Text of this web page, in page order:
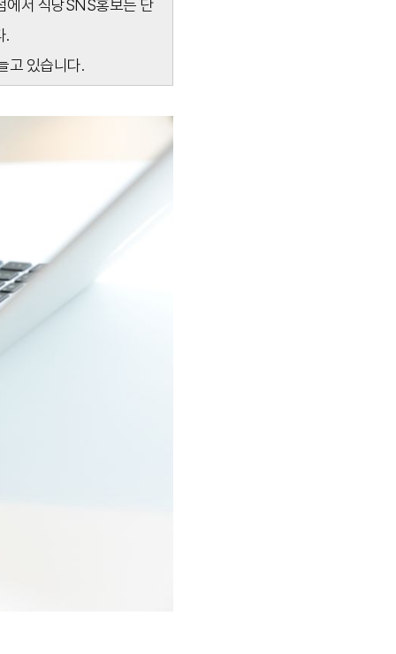
에서 식당SNS홍보는 단
.
고 있습니다.